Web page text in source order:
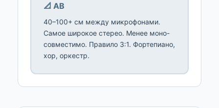
📐 AB
40–100+ см между микрофонами.
Самое широкое стерео. Менее моно-
совместимо. Правило 3:1. Фортепиано,
хор, оркестр.